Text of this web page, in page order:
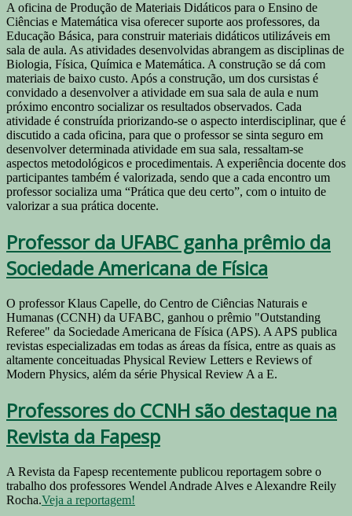
A oficina de Produção de Materiais Didáticos para o Ensino de
Ciências e Matemática visa oferecer suporte aos professores, da
Educação Básica, para construir materiais didáticos utilizáveis em
sala de aula. As atividades desenvolvidas abrangem as disciplinas de
Biologia, Física, Química e Matemática. A construção se dá com
materiais de baixo custo. Após a construção, um dos cursistas é
convidado a desenvolver a atividade em sua sala de aula e num
próximo encontro socializar os resultados observados. Cada
atividade é construída priorizando-se o aspecto interdisciplinar, que é
discutido a cada oficina, para que o professor se sinta seguro em
desenvolver determinada atividade em sua sala, ressaltam-se
aspectos metodológicos e procedimentais. A experiência docente dos
participantes também é valorizada, sendo que a cada encontro um
professor socializa uma “Prática que deu certo”, com o intuito de
valorizar a sua prática docente.
Professor da UFABC ganha prêmio da
Sociedade Americana de Física
O professor Klaus Capelle, do Centro de Ciências Naturais e
Humanas (CCNH) da UFABC, ganhou o prêmio "Outstanding
Referee" da Sociedade Americana de Física (APS). A APS publica
revistas especializadas em todas as áreas da física, entre as quais as
altamente conceituadas Physical Review Letters e Reviews of
Modern Physics, além da série Physical Review A a E.
Professores do CCNH são destaque na
Revista da Fapesp
A Revista da Fapesp recentemente publicou reportagem sobre o
trabalho dos professores Wendel Andrade Alves e Alexandre Reily
Rocha.Veja a reportagem!